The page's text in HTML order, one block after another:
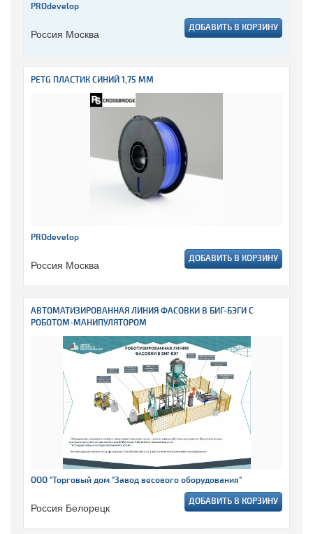
PROdevelop
Россия Москва ДОБАВИТЬ В КОРЗИНУ
PETG ПЛАСТИК СИНИЙ 1,75 ММ
PROdevelop
Россия Москва ДОБАВИТЬ В КОРЗИНУ
АВТОМАТИЗИРОВАННАЯ ЛИНИЯ ФАСОВКИ В БИГ-БЭГИ С
РОБОТОМ-МАНИПУЛЯТОРОМ
ООО "Торговый дом "Завод весового оборудования"
Россия Белорецк ДОБАВИТЬ В КОРЗИНУ